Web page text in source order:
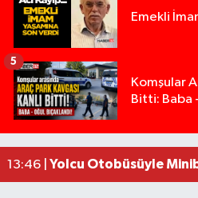
Emekli
Komşular
Bitti: Baba
5
19:36 |Isparta’da Silah
17:18 |Anız Yangını Kazaya
17:08 |Alevlere Teslim Olan
13:46 | Yolcu Otobüsüyle